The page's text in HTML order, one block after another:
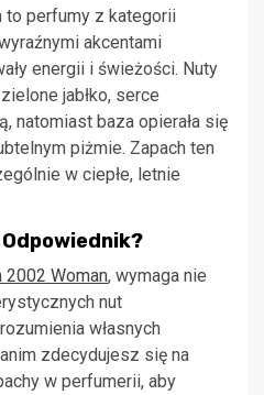
to perfumy z kategorii
akcentami
energii i świeżości. Nuty
jabłko, serce
natomiast baza opierała się
piżmie. Zapach ten
w ciepłe, letnie
2002 Woman, wymaga nie
nut
własnych
zdecydujesz się na
w perfumerii, aby